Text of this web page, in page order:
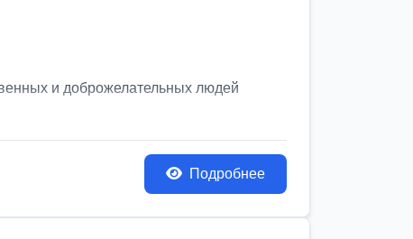
и доброжелательных людей
Подробнее